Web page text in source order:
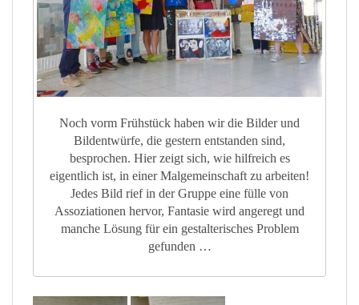
Noch vorm Frühstück haben wir die Bilder und
Bildentwürfe, die gestern entstanden sind,
besprochen. Hier zeigt sich, wie hilfreich es
eigentlich ist, in einer Malgemeinschaft zu arbeiten!
Jedes Bild rief in der Gruppe eine fülle von
Assoziationen hervor, Fantasie wird angeregt und
manche Lösung für ein gestalterisches Problem
gefunden …